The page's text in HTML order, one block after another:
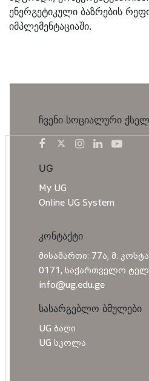
ენერგეტიკული ბაზრების
იმპლემენტაციაში.
ჩვენი სოციალური
UG
My UG
Online UG System
კონტაქტი
მისამართი: 77ა, მ.
0171, საქართველო
info@ug.edu.ge
სასარგებლო ბმულები
UG ბაღი
UG სკოლა